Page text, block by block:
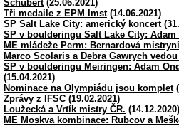
Schubert(25.06.2021)
Tři medaile z EPM Imst(14.06.2021)
SP Salt Lake City: americký koncert
SP v boulderingu Salt Lake City: Adam
ME mládeže Perm: Bernardová
Marco Scolaris a Debra Gawrych
SP v boulderingu Meiringen: Adam
(15.04.2021)
Nominace na Olympiádu jsou komplet
Zprávy z IFSC (19.02.2021)
Loužecká a Vrtík mistry ČR. (14.12.2020)
ME Moskva kombinace: Rubcov a